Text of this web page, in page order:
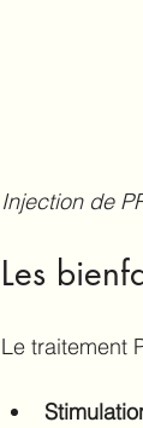
Injection de
Les
Le traitement